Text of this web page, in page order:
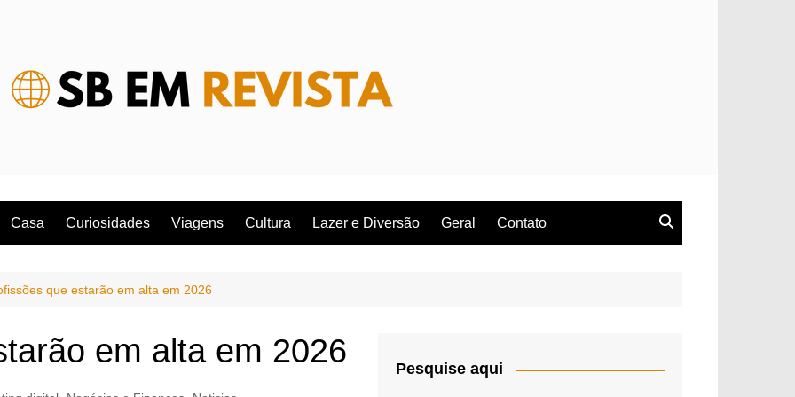
Casa Curiosidades Viagens Cultura Lazer e Diversão Geral Contato
que estarão em alta em 2026
em alta em 2026 Pesquise aqui